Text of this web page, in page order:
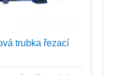
trubka řezací